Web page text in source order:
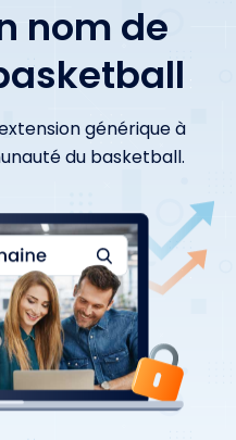
nom de
extension générique à
du basketball.